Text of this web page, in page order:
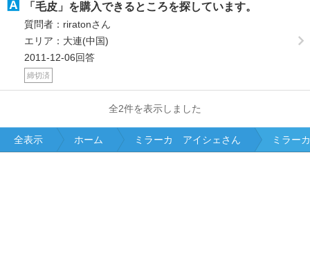
「毛皮」を購入できるところを探しています。
質問者：riratonさん
エリア：大連(中国)
2011-12-06回答
締切済
全2件を表示しました
全表示 ホーム ミラーカ アイシェさん ミラー